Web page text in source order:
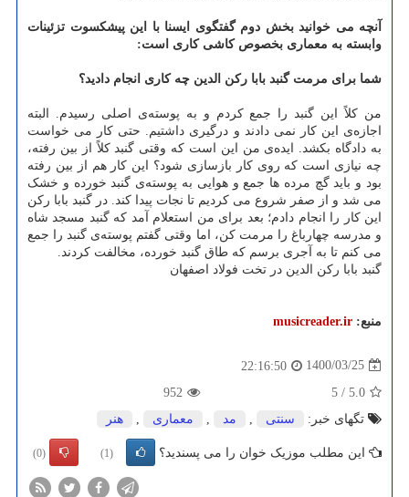
آنچه می خوانید بخش دوم گفتگوی ایسنا با این پیشکسوت تزئینات
وابسته به معماری بخصوص کاشی کاری است:
شما برای مرمت گنبد بابا رکن الدین چه کاری انجام دادید؟
من کلاً این گنبد را جمع کردم و به پوسته‌ی اصلی رسیدم. البته
اجازه‌ی این کار نمی دادند و درگیری داشتیم. حتی کار می خواست
به دادگاه بکشد. ایده‌ی من این است که وقتی گنبد کلاً از بین رفته،
چه نیازی است که روی کار بازسازی شود؟ این کار هم از بین رفته
بود و باید گچ مرده ها جمع و هوایی به پوسته‌ی گنبد خورده و خشک
می شد و از صفر شروع می کردیم تا نجات پیدا کند. در گنبد بابا رکن
این کار را انجام دادم؛ بعد برای من استعلام آمد که گنبد مسجد شاه
و مدرسه چهارباغ را مرمت کن، اما وقتی گفتم پوسته‌ی گنبد را جمع
می کنم تا به آجری برسم که طاق گنبد خورده، مخالفت کردند.
گنبد بابا رکن الدین در تخت فولاد اصفهان
منبع: musicreader.ir
1400/03/25
22:16:50
5.0
/
5
952
تگهای خبر:
سنتی , مد , معماری , هنر
این مطلب موزیک خوان را می پسندید؟ (1)
(0)